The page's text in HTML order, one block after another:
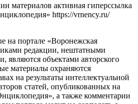
материалов активная гиперссылка
https://vrnency.ru/
на портале «Воронежская
редакции, нештатными
являются объектами авторского
материалы охраняются
на результаты интеллектуальной
статей, опубликованных на
а также комментарии